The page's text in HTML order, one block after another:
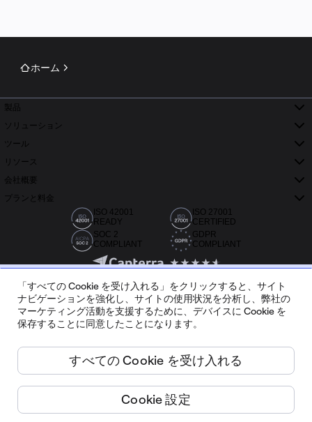
ホーム
製品
ソリューション
ツール
リソース
会社概要
プランと料金
ISO 42001
READY
ISO 27001
CERTIFIED
SOC 2
COMPLIANT
GDPR
COMPLIANT
Capterra、G2、Trustradius で 2 万件以上のレビュー
日本語
Miro ©2026
「すべての Cookie を受け入れる」をクリックすると、サイト
ナビゲーションを強化し、サイトの使用状況を分析し、弊社の
マーケティング活動を支援するために、デバイスに Cookie を
保存することに同意したことになります。
Cookie 設定
すべての Cookie を受け入れる